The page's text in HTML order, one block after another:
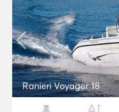
Ranieri Voyager 18